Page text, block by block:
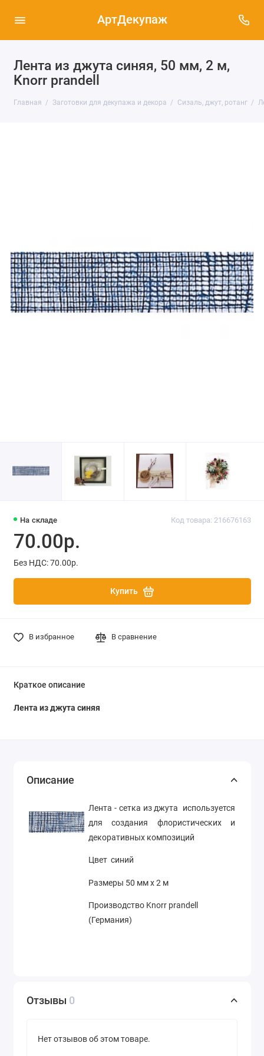
АртДекупаж
Лента из джута синяя, 50 мм, 2 м,
Knorr prandell
Главная Заготовки для декупажа и декора Сизаль, джут, ротанг
На складе Код товара: 216676163
70.00р.
Без НДС: 70.00р.
Купить
В избранное В сравнение
Краткое описание
Лента из джута синяя
Описание
Лента - сетка из джута используется
для создания флористических и
декоративных композиций
Цвет синий
Размеры 50 мм х 2 м
Производство Knorr prandell
(Германия)
Отзывы 0
Нет отзывов об этом товаре.